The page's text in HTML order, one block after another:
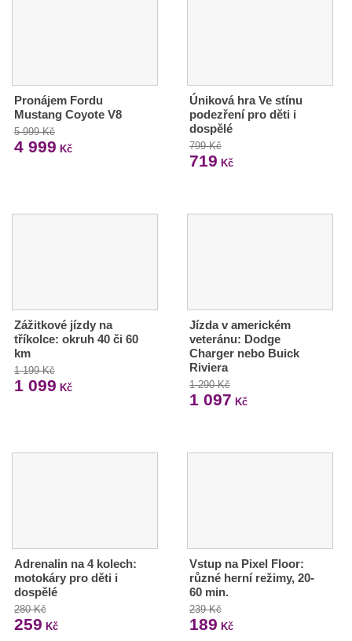
Pronájem Fordu
Mustang Coyote V8
5 999 Kč
4 999 Kč
Úniková hra Ve stínu
podezření pro děti i
dospělé
799 Kč
719 Kč
Zážitkové jízdy na
tříkolce: okruh 40 či 60
km
1 199 Kč
1 099 Kč
Jízda v americkém
veteránu: Dodge
Charger nebo Buick
Riviera
1 290 Kč
1 097 Kč
Adrenalin na 4 kolech:
motokáry pro děti i
dospělé
280 Kč
259 Kč
Vstup na Pixel Floor:
různé herní režimy, 20-
60 min.
239 Kč
189 Kč